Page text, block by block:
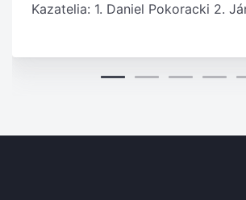
Kazatelia: 1. Daniel Pokoracki 2.